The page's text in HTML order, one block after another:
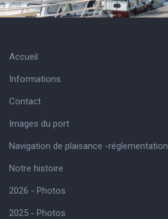
Accueil
Informations
Contact
Images du port
Navigation de plaisance -réglementation
Notre histoire
2026 - Photos
2025 - Photos